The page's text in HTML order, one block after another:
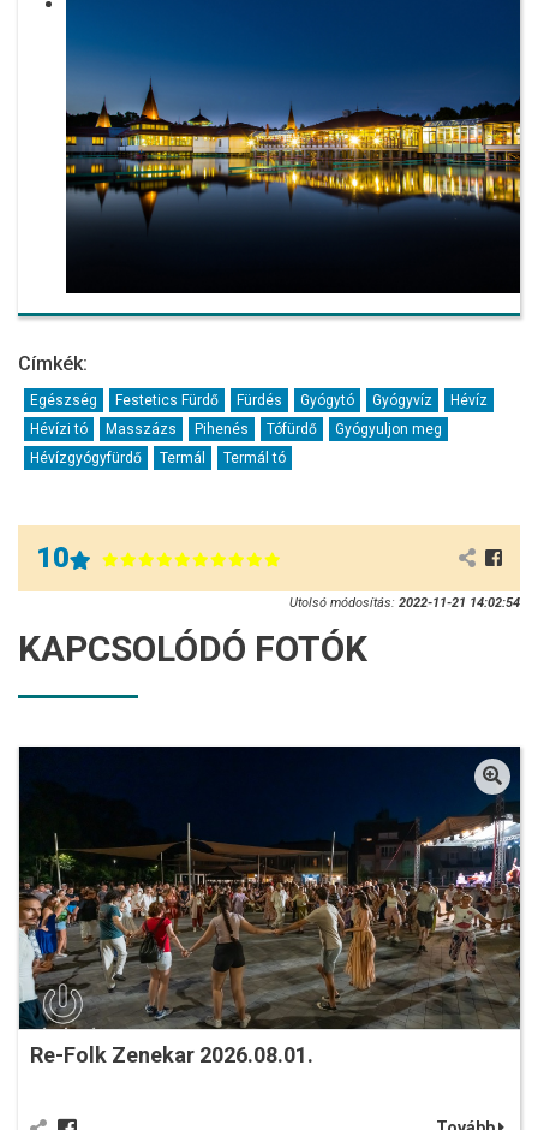
Címkék:
Egészség Festetics Fürdő Fürdés Gyógytó Gyógyvíz
Hévíz
Hévízi tó
Masszázs Pihenés Tófürdő
Gyógyuljon meg
Hévízgyógyfürdő
Termál Termál tó
10
Utolsó módosítás: 2022-11-21 14:02:54
KAPCSOLÓDÓ FOTÓK
Re-Folk Zenekar 2026.08.01.